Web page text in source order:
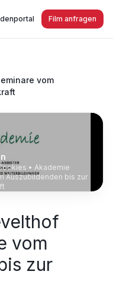
Film anfragen
vom
• Akademie
Auszubildenden bis zur
vom
zur